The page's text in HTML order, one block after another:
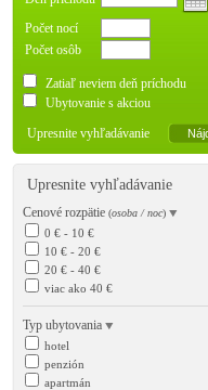
Počet nocí
Počet osôb
Zatiaľ neviem deň príchodu
Ubytovanie s akciou
Upresnite vyhľadávanie
Upresnite vyhľadávanie
Cenové rozpätie (osoba / noc)
0 € - 10 €
10 € - 20 €
20 € - 40 €
viac ako 40 €
Typ ubytovania
hotel
penzión
apartmán